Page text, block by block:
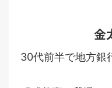
金
30代前半で地方